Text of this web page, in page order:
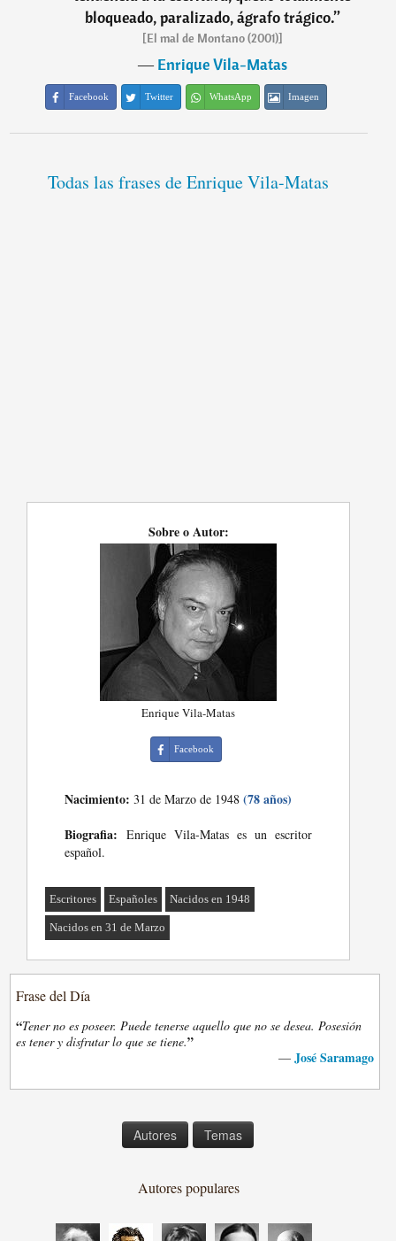
bloqueado, paralizado, ágrafo trágico.”
[El mal de Montano (2001)]
―Enrique Vila-Matas
Facebook Twitter WhatsApp Imagen
Todas las frases de Enrique Vila-Matas
Sobre o Autor:
Enrique Vila-Matas
Facebook
Nacimiento: 31 de Marzo de 1948(78 años)
Biografia: Enrique Vila-Matas es un escritor
español.
Escritores Españoles Nacidos en 1948
Nacidos en 31 de Marzo
Frase del Día
“Tener no es poseer. Puede tenerse aquello que no se desea. Posesión
es tener y disfrutar lo que se tiene.”
— José Saramago
Autores Temas
Autores populares